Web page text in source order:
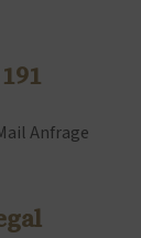
Anfrage